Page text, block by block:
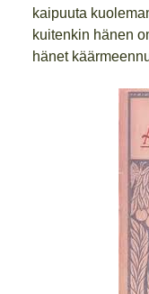
kaipuuta
kuitenkin hänen
hänet